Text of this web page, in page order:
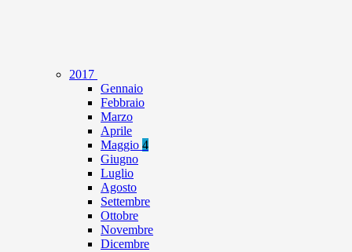
2017
Gennaio
Febbraio
Marzo
Aprile
Maggio 4
Giugno
Luglio
Agosto
Settembre
Ottobre
Novembre
Dicembre